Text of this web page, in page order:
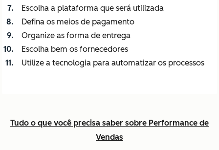
Escolha a plataforma que será utilizada
Defina os meios de pagamento
Organize as forma de entrega
Escolha bem os fornecedores
Utilize a tecnologia para automatizar os processos
Tudo o que você precisa saber sobre Performance de
Vendas